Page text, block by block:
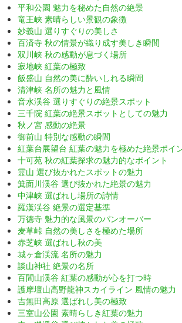
平和公園 魅力を秘めた自然の絶景
竜王峡 素晴らしい景観の象徴
妙義山 選りすぐりの美しさ
百済寺 秋の情景が織り成す美しき瞬間
双川峡 秋の感動が息づく場所
寂地峡 紅葉の極致
飯盛山 自然の美に酔いしれる瞬間
清津峡 名所の魅力と風情
音水渓谷 選りすぐりの絶景スポット
三千院 紅葉の絶景スポットとしての魅力
秋ノ宮 感動の絶景
御前山 特別な感動の瞬間
紅葉台展望台 紅葉の魅力を極めた絶景ポイ
十可苑 秋の紅葉探求の魅力的なポイント
霊山 選び抜かれたスポットの魅力
箕面川渓谷 選び抜かれた絶景の魅力
中津峡 選ばれし場所の詩情
羅漢渓谷 絶景の選定基準
万徳寺 魅力的な風景のパンオーバー
麦草峠 自然の美しさを極めた場所
赤芝峡 選ばれし秋の美
城ヶ倉渓流 名所の魅力
談山神社 絶景の名所
百間山渓谷 紅葉の感動が心を打つ時
護摩壇山高野龍神スカイライン 風情の魅力
吉無田高原 選ばれし美の極致
三室山公園 素晴らしき紅葉の魅力